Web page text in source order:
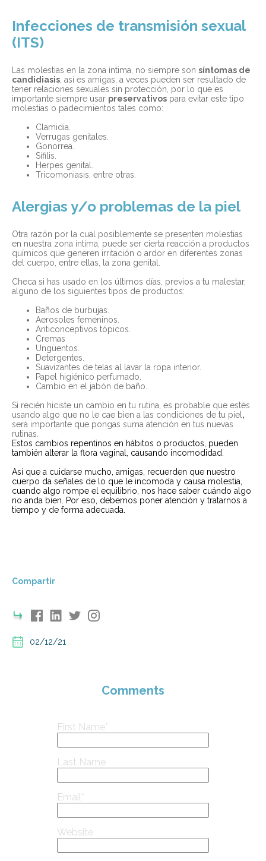
Infecciones de transmisión sexual
(ITS)
Las molestias en la zona íntima, no siempre son síntomas de
candidiasis, así es amigas, a veces pueden ser resultado de
tener relaciones sexuales sin protección, por lo que es
importante siempre usar preservativos para evitar este tipo
molestias o padecimientos tales como:
Clamidia.
Verrugas genitales.
Gonorrea.
Sífilis.
Herpes genital.
Tricomoniasis, entre otras.
Alergias y/o problemas de la piel
Otra razón por la cual posiblemente se presenten molestias
en nuestra zona íntima, puede ser cierta reacción a productos
químicos que generen irritación o ardor en diferentes zonas
del cuerpo, entre ellas, la zona genital.
Checa si has usado en los últimos días, previos a tu malestar,
alguno de los siguientes tipos de productos:
Baños de burbujas.
Aerosoles femeninos.
Anticonceptivos tópicos.
Cremas
Ungüentos.
Detergentes.
Suavizantes de telas al lavar la ropa interior.
Papel higiénico perfumado.
Cambio en el jabón de baño.
Si recién hiciste un cambio en tu rutina, es probable que estés
usando algo que no le cae bien a las condiciones de tu piel,
será importante que pongas suma atención en tus nuevas
rutinas.
Estos cambios repentinos en hábitos o productos, pueden
también alterar la flora vaginal, causando incomodidad.
Así que a cuidarse mucho, amigas, recuerden que nuestro
cuerpo da señales de lo que le incomoda y causa molestia,
cuando algo rompe el equilibrio, nos hace saber cuándo algo
no anda bien. Por eso, debemos poner atención y tratarnos a
tiempo y de forma adecuada.
Compartir
02/12/21
Comments
First Name*
Last Name
Email*
Website